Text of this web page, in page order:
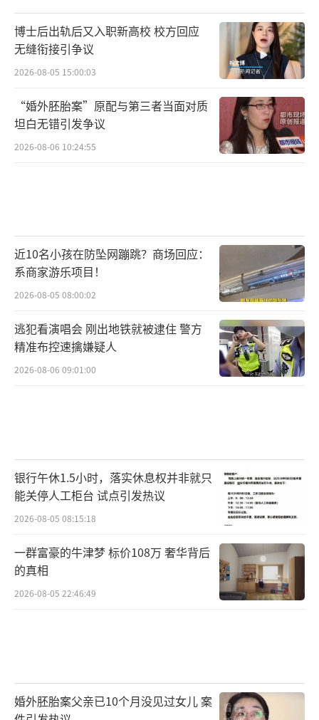
博士后出轨后又入职新高校 校方回应
无缝衔接引争议
2026-08-05 15:00:03
“婚外胚胎案”原配与第三者当面对质
坦白无错引发争议
2026-08-06 10:24:55
近10名小孩在防坠网蹦跳？商场回应：
系商家游乐项目！
2026-08-05 08:00:02
逃犯看演唱会 刚出地铁就被逮住 警方
精准布控速擒嫌疑人
2026-08-06 09:01:00
银行午休1.5小时，落实休息权并非就只
能关停人工柜台 试点引发热议
2026-08-05 08:15:18
一群富豪的牛津梦 标价108万 奢华背后
的真相
2026-08-05 22:46:49
婚外胚胎案父亲已10个月没见过女儿 案